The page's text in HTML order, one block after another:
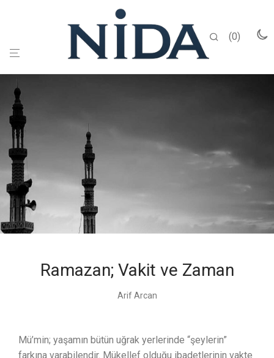
0
Ramazan; Vakit ve Zaman
Arif Arcan
Mü’min; yaşamın bütün uğrak yerlerinde “şeylerin”
farkına varabilendir. Mükellef olduğu ibadetlerinin vakte